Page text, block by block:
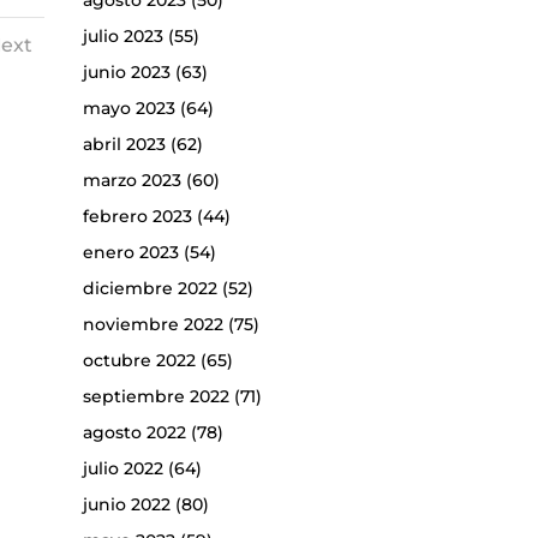
julio 2023(55)
junio 2023(63)
mayo 2023(64)
abril 2023(62)
marzo 2023(60)
febrero 2023(44)
enero 2023(54)
diciembre 2022(52)
noviembre 2022(75)
octubre 2022(65)
septiembre 2022(71)
agosto 2022(78)
julio 2022(64)
junio 2022(80)